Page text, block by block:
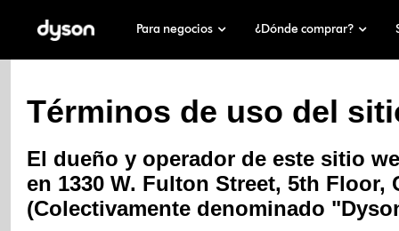
Para negocios  ¿Dónde comprar? 
Términos de uso del
El dueño y operador de este sitio
en 1330 W. Fulton Street, 5th Floor,
(Colectivamente denominado